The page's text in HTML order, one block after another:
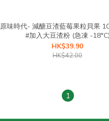
原味時代- 減醣豆渣藍莓果粒貝果 100g±10g
#加入大豆渣粉 (急凍 -
HK$39.90
HK$42.00
1